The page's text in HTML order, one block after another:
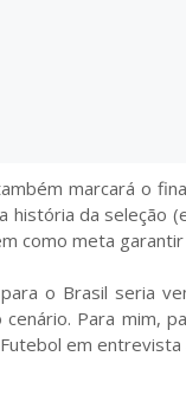
marcará o
história da
como meta
o Brasil seria
Para mim,
em